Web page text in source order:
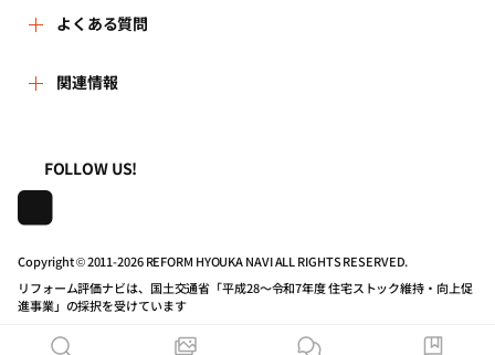
ません。あらかじめご了承ください。
登録されたリフォーム事業者(以下、「登録事業者」)への
照会、見積依頼のサービスを利用することができます。
とするときは、当サイトの事業者ページの「問合せる」ボ
タンないし「見積を依頼する(最大5件)」ボタンをクリック
していただき、「お問合せ画面」ないし「見積依頼フォー
ム画面」に所定の必要な情報を入力する方法で行ってくだ
合や、人命・財産の保護などやむを得ない場合を除き、本
人の承諾なしに第三者に開示・提供いたしません。
6.個人情報の処理を外部へ委託する場合は、漏洩や第三者へ
7.保有する個人情報について、本人より自己の情報の開示を
求められた場合には、当財団の問合せ窓口まで連絡いただ
また、開示の結果、誤った情報があり、訂正や削除が求め
はじめての方へ
事務局へのお問い合せ
地域の相談窓口のみなさまへ
リフォーム会社一覧
住宅関連機関リンク集
リフォーム評価ナビPRO
リフォーム事例を見る
リフォームを相談する
動画で学べるリフォームの基礎知識
マイページの活用
新着情報
講習会・セミナー
よくある質問
よくある質問
動作推奨環境について
公式バナーのダウンロード
関連情報
株式会社日本建築住宅センター
FOLLOW US!
Copyright © 2011-2026 REFORM HYOUKA NAVI ALL RIGHTS RESERVED.
リフォーム評価ナビは、国土交通省「平成28～令和7年度 住宅ストック維持・向上促
進事業」の採択を受けています